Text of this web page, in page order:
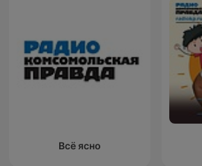
Всё ясно